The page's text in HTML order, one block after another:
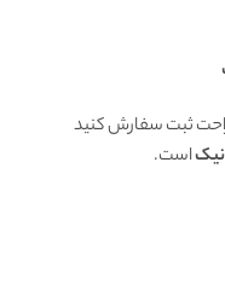
ثبت سفارش کنید
است.